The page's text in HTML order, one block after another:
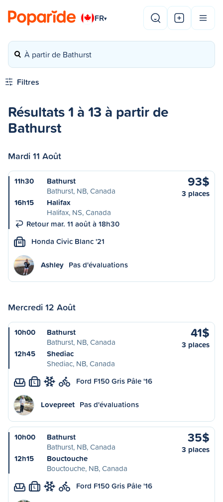
FR▾
À partir de Bathurst
Filtres
Résultats 1 à 13 à partir de
Bathurst
Mardi 11 Août
11h30
Bathurst
Bathurst, NB, Canada
16h15
Halifax
Halifax, NS, Canada
Retour mar. 11 août à 18h30
93$
3 places
M Honda Civic Blanc '21
Ashley Pas d'évaluations
Mercredi 12 Août
10h00
Bathurst
Bathurst, NB, Canada
12h45
Shediac
Shediac, NB, Canada
41$
3 places
L Ford F150 Gris Pâle '16
Lovepreet Pas d'évaluations
10h00
Bathurst
Bathurst, NB, Canada
12h15
Bouctouche
Bouctouche, NB, Canada
35$
3 places
L Ford F150 Gris Pâle '16